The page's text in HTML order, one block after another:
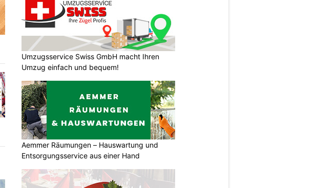
Umzugsservice Swiss GmbH macht Ihren
Umzug einfach und bequem!
Aemmer Räumungen – Hauswartung und
Entsorgungsservice aus einer Hand